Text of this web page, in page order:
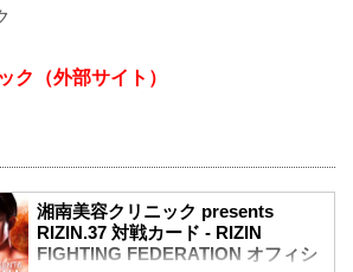
（外部サイト）
湘南美容クリニック presents
RIZIN.37 対戦カード - RIZIN
FIGHTING FEDERATION オフィシ